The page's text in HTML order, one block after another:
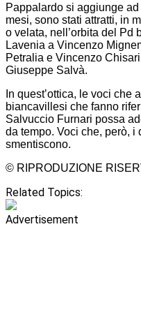
Pappalardo si aggiunge
mesi, sono stati attratti, in
o velata, nell’orbita del Pd
Lavenia a Vincenzo
Petralia e Vincenzo
Giuseppe Salvà.
In quest’ottica, le voci che
biancavillesi che fanno
Salvuccio Furnari possa
da tempo. Voci che, però, i
smentiscono.
© RIPRODUZIONE
Related Topics:
Advertisement